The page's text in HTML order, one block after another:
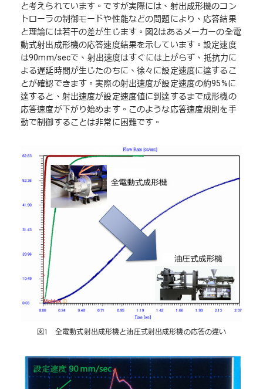
と考えられています。ですが実際には、射出成形機のコン
トローラの制御モードや性能などの問題により、応答結果
と理論には若干の差が生じます。図2はあるメーカーの全電
動式射出成形機の応答速度結果を示しています。設定速度
は90mm/secで、射出速度はすぐには上がらず、抵抗力に
よる遅延時間が生じたのちに、徐々に設定速度に達するこ
とが確認できます。実際の射出速度が設定速度の約95%に
達すると、射出速度が設定速度値に到達するまで成形機の
応答速度が下がり始めます。このような応答速度規則を手
動で制御することは非常に困難です。
図1 全電動式射出成形機と油圧式射出成形機の応答の違い